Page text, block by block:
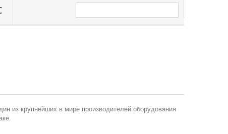
из крупнейших в мире производителей оборудования